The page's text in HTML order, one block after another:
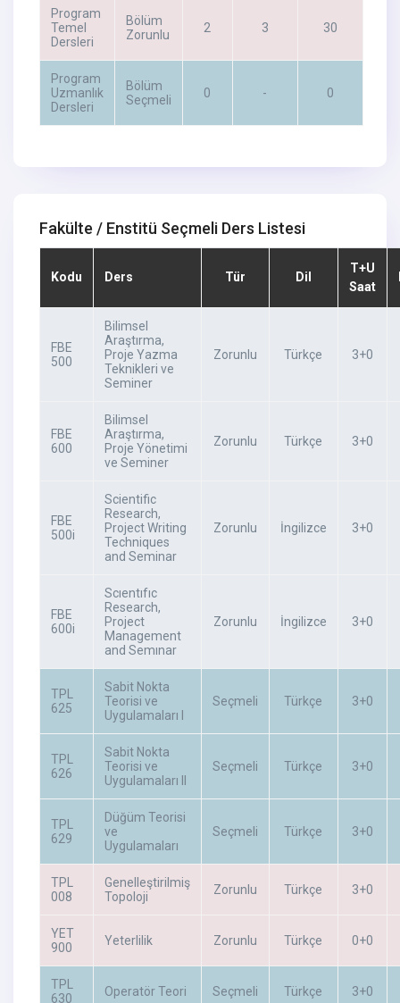
Program
Temel
Dersleri
Bölüm
Zorunlu
2 3 30
Program
Uzmanlık
Dersleri
Bölüm
Seçmeli
0 - 0
Fakülte / Enstitü Seçmeli Ders Listesi
Kodu Ders Tür Dil
T+U
Saat
FBE
500
Bilimsel
Araştırma,
Proje Yazma
Teknikleri ve
Seminer
Zorunlu Türkçe 3+0
FBE
600
Bilimsel
Araştırma,
Proje Yönetimi
ve Seminer
Zorunlu Türkçe 3+0
FBE
500i
Scientific
Research,
Project Writing
Techniques
and Seminar
Zorunlu İngilizce 3+0
FBE
600i
Scıentıfıc
Research,
Project
Management
and Semınar
Zorunlu İngilizce 3+0
TPL
625
Sabit Nokta
Teorisi ve
Uygulamaları I
Seçmeli Türkçe 3+0
TPL
626
Sabit Nokta
Teorisi ve
Uygulamaları II
Seçmeli Türkçe 3+0
TPL
629
Düğüm Teorisi
ve
Uygulamaları
Seçmeli Türkçe 3+0
TPL
008
Genelleştirilmiş
Topoloji
Zorunlu Türkçe 3+0
YET
900
Yeterlilik Zorunlu Türkçe 0+0
TPL
630
Operatör Teori Seçmeli Türkçe 3+0